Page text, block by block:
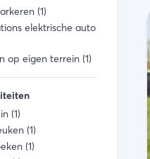
(1)
elektrische auto
op eigen terrein (1)
(1)
(1)
(1)